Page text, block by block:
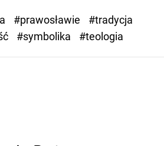
e
#prawosławie
#tradycja
#symbolika #teologia